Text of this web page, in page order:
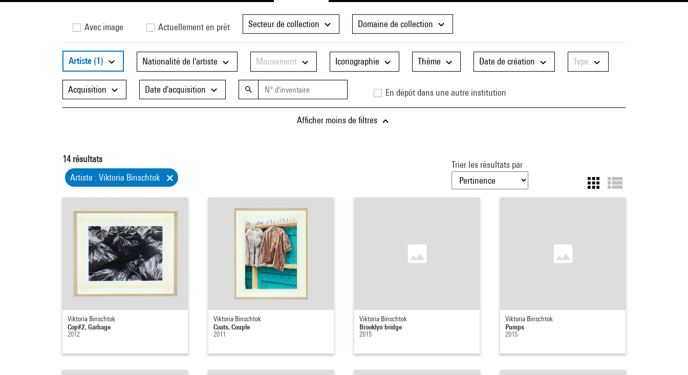
Avec image Actuellement en prêt Secteur de collection Domaine de collection
Artiste (1) Nationalité de l'artiste Mouvement Iconographie Thème Date de création Type
Acquisition Date d'acquisition En dépôt dans une autre institution
Afficher moins de filtres
14résultats
Artiste : Viktoria Binschtok
Trier les résultats par
Viktoria Binschtok
Cop#2, Garbage
2012
Viktoria Binschtok
Coats, Couple
2011
Viktoria Binschtok
Brooklyn bridge
2015
Viktoria Binschtok
Pumps
2015